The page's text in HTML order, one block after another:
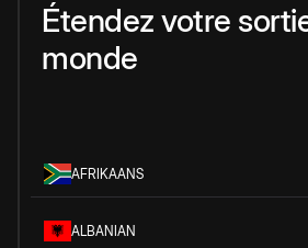
Étendez votre
monde
AFRIKAANS
ALBANIAN